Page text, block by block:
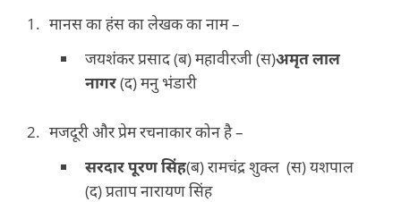
मानस का हंस का लेखक का नाम –
जयशंकर प्रसाद (ब) महावीरजी (स)अमृत लाल
नागर(द) मनु भंडारी
मजदूरी और प्रेम रचनाकार कोन है –
सरदार पूरण सिंह(ब) रामचंद्र शुक्ल (स) यशपाल
(द) प्रताप नारायण सिंह